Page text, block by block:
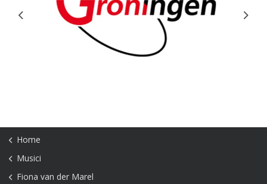
Previous Next
Home
Musici
Fiona van der Marel